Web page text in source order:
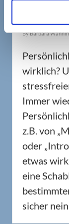
ByBarbara
wirklich?
Immer
z.B. von
oder
etwas
eine
sicher